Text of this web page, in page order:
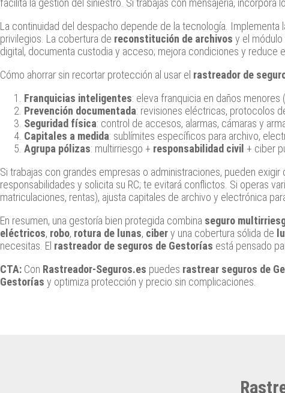
facilita la gestión del siniestro. Si trabajas con mensajería, incorpora
La continuidad del despacho depende de la tecnología.
privilegios. La cobertura de reconstitución de archivos y el módulo
digital, documenta custodia y acceso; mejora condiciones y reduce
Cómo ahorrar sin recortar protección al usar el rastreador de
Franquicias inteligentes: eleva franquicia en daños
Prevención documentada: revisiones eléctricas, protocolos
Seguridad física: control de accesos, alarmas, cámaras y
Capitales a medida: sublímites específicos para archivo,
Agrupa pólizas: multirriesgo + responsabilidad civil + ciber
Si trabajas con grandes empresas o administraciones, pueden
responsabilidades y solicita su RC; te evitará conflictos. Si operas
matriculaciones, rentas), ajusta capitales de archivo y electrónica
En resumen, una gestoría bien protegida combina seguro
eléctricos, robo, rotura de lunas, cibery una cobertura sólida de
necesitas. El rastreador de seguros de Gestorías está pensado
CTA: Con Rastreador-Seguros.es puedes rastrear seguros de
Gestorías y optimiza protección y precio sin complicaciones.